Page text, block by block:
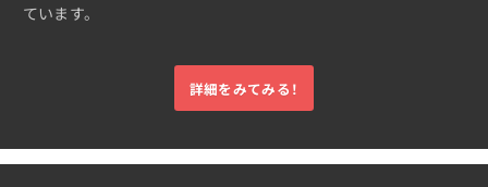
ています。
詳細をみてみる！